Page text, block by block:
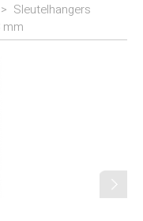
> Sleutelhangers
mm